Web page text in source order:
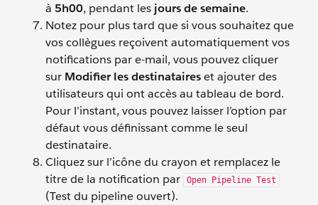
à 5h00, pendant les jours de semaine.
Notez pour plus tard que si vous souhaitez que
vos collègues reçoivent automatiquement vos
notifications par e-mail, vous pouvez cliquer
sur Modifier les destinataireset ajouter des
utilisateurs qui ont accès au tableau de bord.
Pour l’instant, vous pouvez laisser l’option par
défaut vous définissant comme le seul
destinataire.
Cliquez sur l’icône du crayon et remplacez le
titre de la notification par
Open Pipeline Test
(Test du pipeline ouvert).